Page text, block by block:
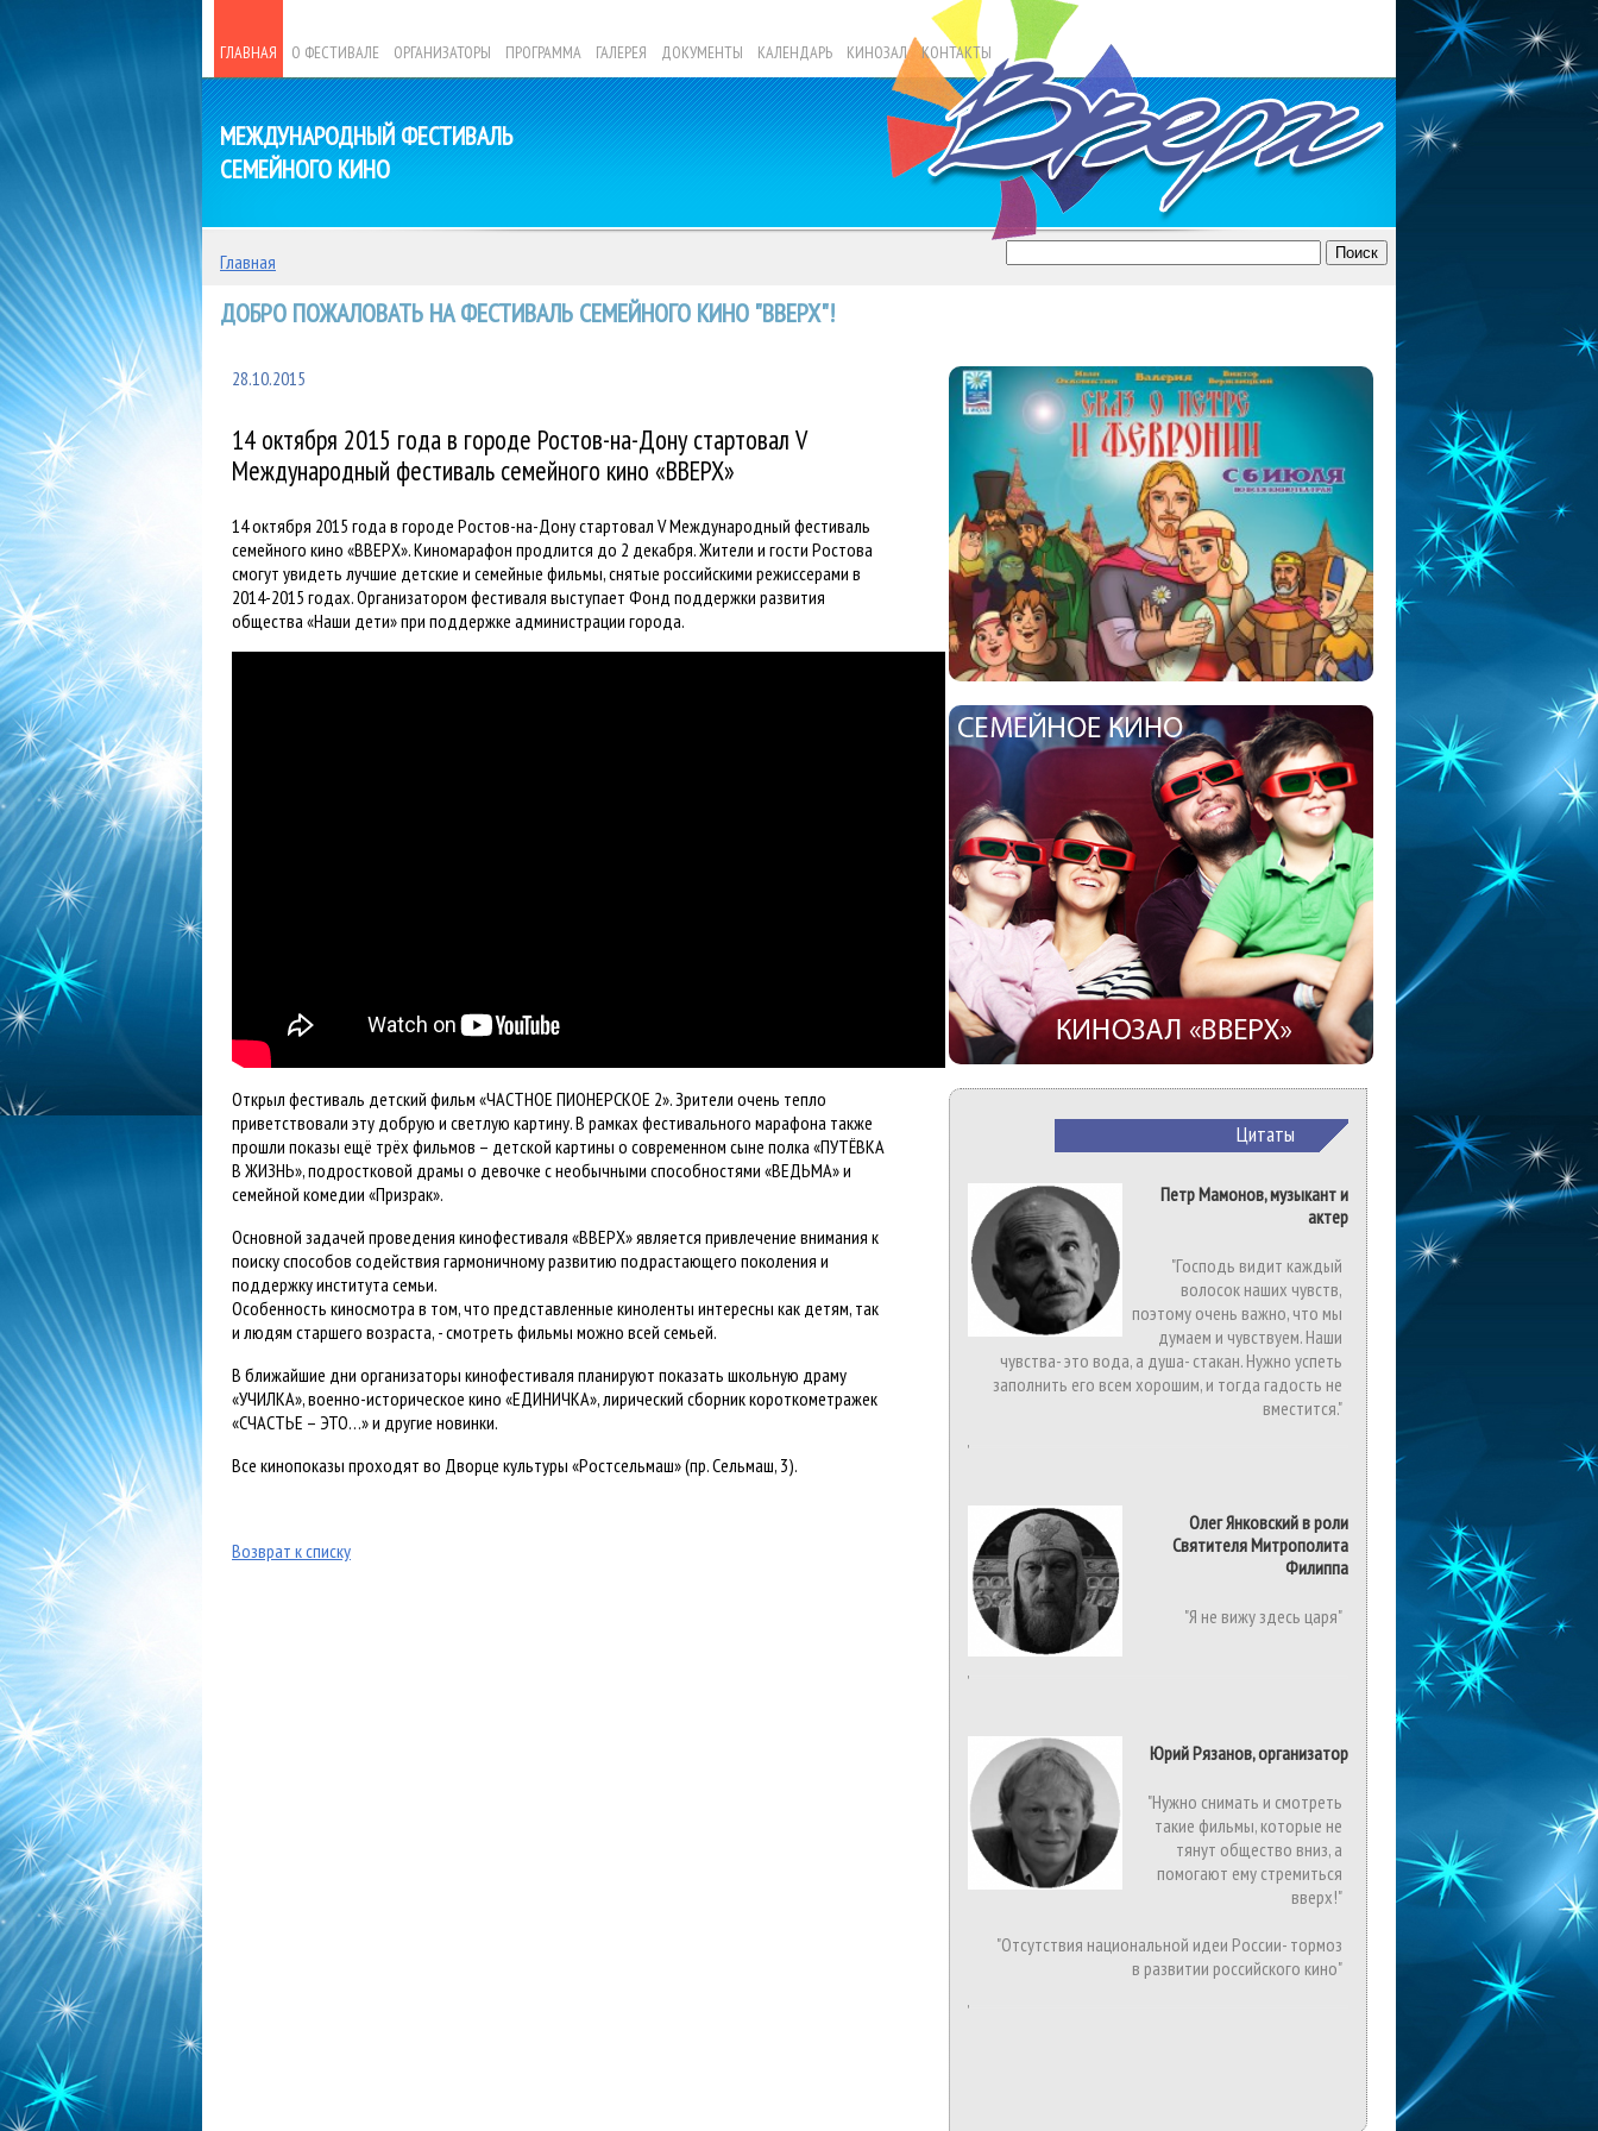
ГЛАВНАЯ О ФЕСТИВАЛЕ ОРГАНИЗАТОРЫ ПРОГРАММА ГАЛЕРЕЯ ДОКУМЕНТЫ КАЛЕНДАРЬ КИНОЗАЛ КОНТАКТЫ
МЕЖДУНАРОДНЫЙ ФЕСТИВАЛЬ
СЕМЕЙНОГО КИНО
Главная
ДОБРО ПОЖАЛОВАТЬ НА ФЕСТИВАЛЬ СЕМЕЙНОГО КИНО "ВВЕРХ"!
28.10.2015
14 октября 2015 года в городе Ростов-на-Дону стартовал V
Международный фестиваль семейного кино «ВВЕРХ»
14 октября 2015 года в городе Ростов-на-Дону стартовал V Международный фестиваль
семейного кино «ВВЕРХ». Киномарафон продлится до 2 декабря. Жители и гости Ростова
смогут увидеть лучшие детские и семейные фильмы, снятые российскими режиссерами в
2014-2015 годах. Организатором фестиваля выступает Фонд поддержки развития
общества «Наши дети» при поддержке администрации города.
Открыл фестиваль детский фильм «ЧАСТНОЕ ПИОНЕРСКОЕ 2». Зрители очень тепло
приветствовали эту добрую и светлую картину. В рамках фестивального марафона также
прошли показы ещё трёх фильмов – детской картины о современном сыне полка «ПУТЁВКА
В ЖИЗНЬ», подростковой драмы о девочке с необычными способностями «ВЕДЬМА» и
семейной комедии «Призрак».
Основной задачей проведения кинофестиваля «ВВЕРХ» является привлечение внимания к
поиску способов содействия гармоничному развитию подрастающего поколения и
поддержку института семьи.
Особенность киносмотра в том, что представленные киноленты интересны как детям, так
и людям старшего возраста, - смотреть фильмы можно всей семьей.
В ближайшие дни организаторы кинофестиваля планируют показать школьную драму
«УЧИЛКА», военно-историческое кино «ЕДИНИЧКА», лирический сборник короткометражек
«СЧАСТЬЕ – ЭТО…» и другие новинки.
Все кинопоказы проходят во Дворце культуры «Ростсельмаш» (пр. Сельмаш, 3).
Возврат к списку
Цитаты
Петр Мамонов, музыкант и
актер
"Господь видит каждый
волосок наших чувств,
поэтому очень важно, что мы
думаем и чувствуем. Наши
чувства- это вода, а душа- стакан. Нужно успеть
заполнить его всем хорошим, и тогда гадость не
вместится."
Олег Янковский в роли
Святителя Митрополита
Филиппа
"Я не вижу здесь царя"
Юрий Рязанов, организатор
"Нужно снимать и смотреть
такие фильмы, которые не
тянут общество вниз, а
помогают ему стремиться
вверх!"
"Отсутствия национальной идеи России- тормоз
в развитии российского кино"